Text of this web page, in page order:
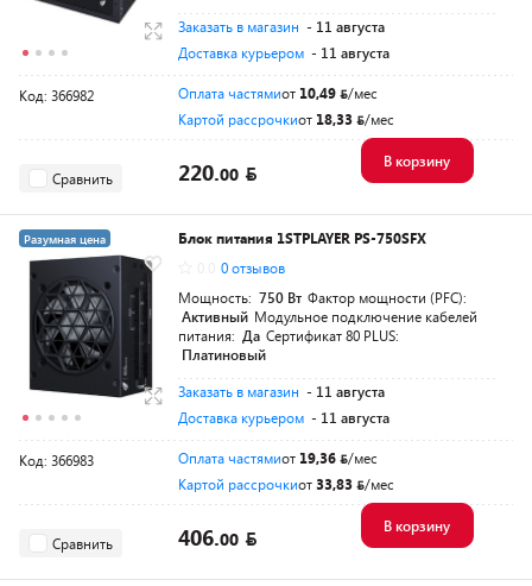
Заказать в магазин - 11 августа
Доставка курьером - 11 августа
Код: 366982 Оплата частямиот 10,49
/мес
Картой рассрочкиот 18,33 /мес
Сравнить 220.00
В корзину
Разумная цена
Блок питания 1STPLAYER PS-750SFX
0 отзывов
Мощность: 750 Вт Фактор мощности (PFC):
Активный Модульное подключение кабелей
питания: Да Сертификат 80 PLUS:
Платиновый
Заказать в магазин - 11 августа
Доставка курьером - 11 августа
Код: 366983 Оплата частямиот 19,36
/мес
Картой рассрочкиот33,83 /мес
Сравнить 406.00
В корзину